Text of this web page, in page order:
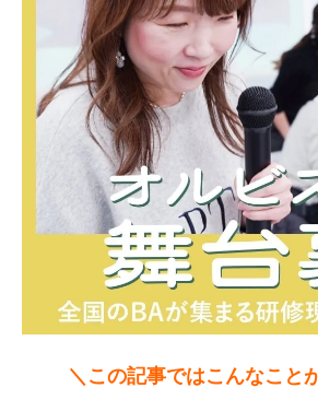
＼この記事ではこんなこと